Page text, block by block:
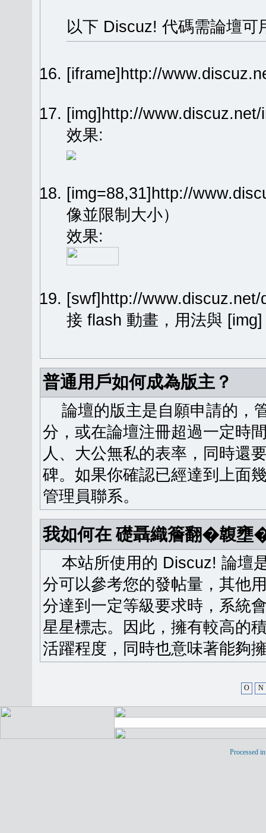
以下 Discuz! 代碼需論壇可
[iframe]http://
[img]http://
效果:
[img=88,31]http://
像並限制大小）
效果:
[swf]http://
接 flash 動畫，用法與
普通用戶如何成為版主？
論壇的版主是自願申請的，
分，或在論壇注冊超過一定時
人、大公無私的表率，同時還
碑。如果你確認已經達到上面
管理員聯系。
我如何在 礎聶織簷翻�䪖壅
本站所使用的 Discuz! 論壇
分可以參考您的發帖量，其他
分達到一定等級要求時，系統
星星標志。因此，擁有較高的
活躍程度，同時也意味著能夠
O N
Processed